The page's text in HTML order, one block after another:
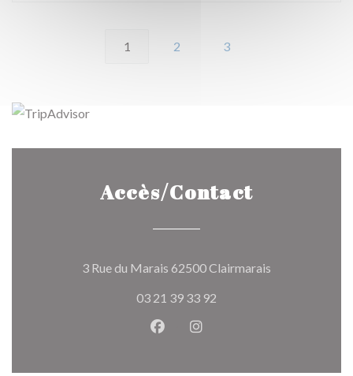
1 2 3
Accès/Contact
3 Rue du Marais 62500 Clairmarais
03 21 39 33 92
Facebook ((ouvre une
Instagram ((ouvre une